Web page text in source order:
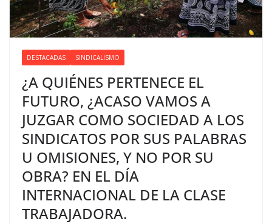
DESTACADAS SINDICALISMO
¿A QUIÉNES PERTENECE EL
FUTURO, ¿ACASO VAMOS A
JUZGAR COMO SOCIEDAD A LOS
SINDICATOS POR SUS PALABRAS
U OMISIONES, Y NO POR SU
OBRA? EN EL DÍA
INTERNACIONAL DE LA CLASE
TRABAJADORA.